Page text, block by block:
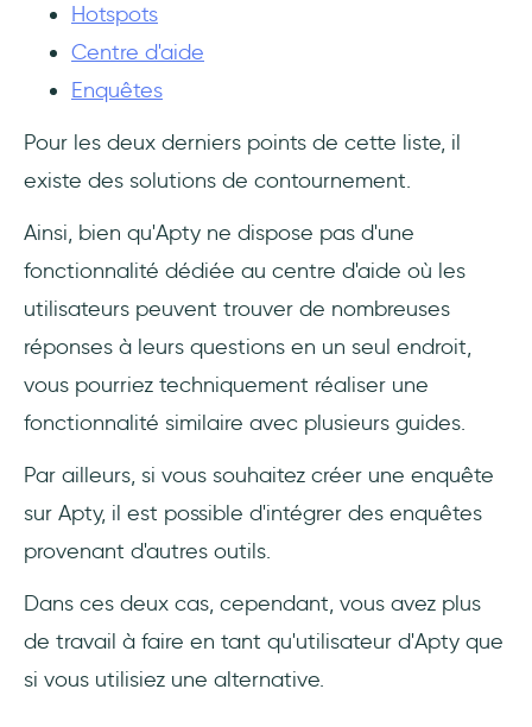
Hotspots
Centre d'aide
Enquêtes
Pour les deux derniers points de cette liste, il
existe des solutions de contournement.
Ainsi, bien qu'Apty ne dispose pas d'une
fonctionnalité dédiée au centre d'aide où les
utilisateurs peuvent trouver de nombreuses
réponses à leurs questions en un seul endroit,
vous pourriez techniquement réaliser une
fonctionnalité similaire avec plusieurs guides.
Par ailleurs, si vous souhaitez créer une enquête
sur Apty, il est possible d'intégrer des enquêtes
provenant d'autres outils.
Dans ces deux cas, cependant, vous avez plus
de travail à faire en tant qu'utilisateur d'Apty que
si vous utilisiez une alternative.